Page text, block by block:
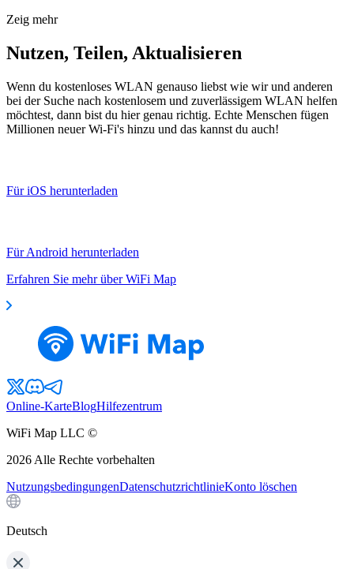
Zeig mehr
Nutzen, Teilen, Aktualisieren
Wenn du kostenloses WLAN genauso liebst wie wir und anderen
bei der Suche nach kostenlosem und zuverlässigem WLAN helfen
möchtest, dann bist du hier genau richtig. Echte Menschen fügen
Millionen neuer Wi-Fi's hinzu und das kannst du auch!
Für iOS herunterladen
Für Android herunterladen
Erfahren Sie mehr über WiFi Map
Online-KarteBlogHilfezentrum
WiFi Map LLC ©
2026 Alle Rechte vorbehalten
NutzungsbedingungenDatenschutzrichtlinieKonto löschen
Deutsch